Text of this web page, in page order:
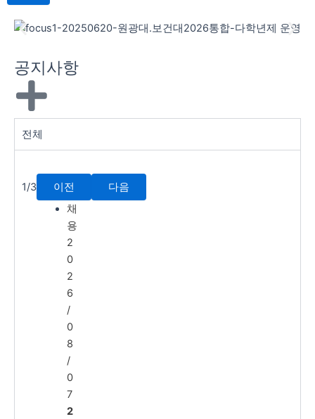
공지사항
전체
1/3 이전
다음
채
용
2
0
2
6
/
0
8
/
0
7
2